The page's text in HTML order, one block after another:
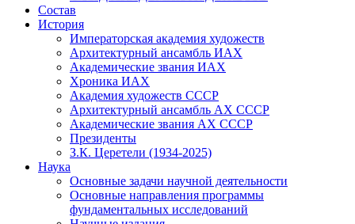
Состав
История
Императорская академия художеств
Архитектурный ансамбль ИАХ
Академические звания ИАХ
Хроника ИАХ
Академия художеств СССР
Архитектурный ансамбль АХ СССР
Академические звания АХ СССР
Президенты
З.К. Церетели (1934-2025)
Наука
Основные задачи научной деятельности
Основные направления программы
фундаментальных исследований